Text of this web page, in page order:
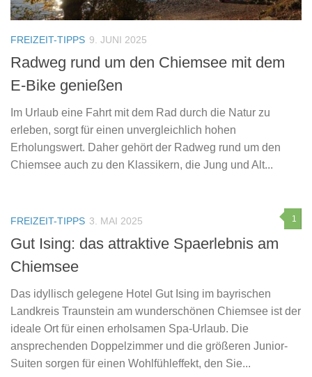
FREIZEIT-TIPPS 9. JUNI 2025
Radweg rund um den Chiemsee mit dem
E-Bike genießen
Im Urlaub eine Fahrt mit dem Rad durch die Natur zu
erleben, sorgt für einen unvergleichlich hohen
Erholungswert. Daher gehört der Radweg rund um den
Chiemsee auch zu den Klassikern, die Jung und Alt...
1
FREIZEIT-TIPPS 3. MAI 2025
Gut Ising: das attraktive Spaerlebnis am
Chiemsee
Das idyllisch gelegene Hotel Gut Ising im bayrischen
Landkreis Traunstein am wunderschönen Chiemsee ist der
ideale Ort für einen erholsamen Spa-Urlaub. Die
ansprechenden Doppelzimmer und die größeren Junior-
Suiten sorgen für einen Wohlfühleffekt, den Sie...